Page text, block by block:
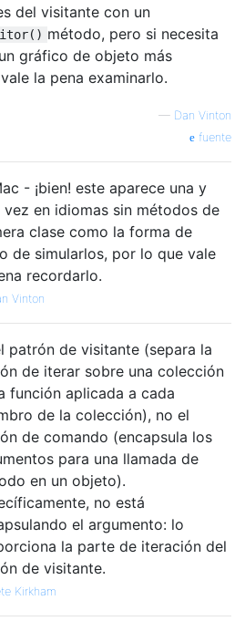
del visitante con un
método, pero si necesita
gráfico de objeto más
la pena examinarlo.
— Dan Vinton
fuente
- ¡bien! este aparece una y
en idiomas sin métodos de
clase como la forma de
de simularlos, por lo que vale
recordarlo.
Vinton
patrón de visitante (separa la
de iterar sobre una colección
función aplicada a cada
de la colección), no el
de comando (encapsula los
para una llamada de
en un objeto).
no está
el argumento: lo
la parte de iteración del
de visitante.
Kirkham